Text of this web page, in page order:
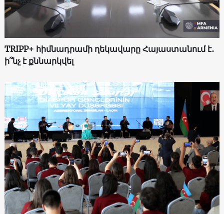
TRIPP+ հիմնադրամի ղեկավարը Հայաստանում է․
ի՞նչ է քննարկվել